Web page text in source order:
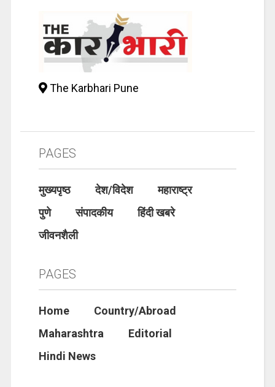
The Karbhari Pune
PAGES
मुख्यपृष्ठ देश/विदेश
महाराष्ट्र
पुणे
संपादकीय
हिंदी खबरे
जीवनशैली
PAGES
Home
Country/Abroad
Maharashtra
Editorial
Hindi News